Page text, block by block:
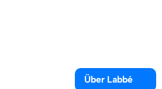
Über Labbé